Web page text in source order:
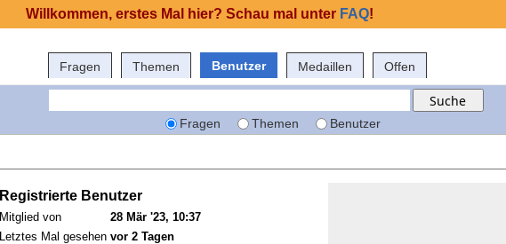
Fragen Themen Benutzer Medaillen Offen
Fragen Themen Benutzer
Registrierte Benutzer
Mitglied von
28 Mär '23, 10:37
Letztes Mal gesehen vor 2 Tagen
Willkommen, erstes Mal hier? Schau mal unter FAQ!